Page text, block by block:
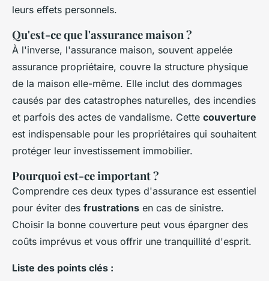
leurs effets personnels.
Qu'est-ce que l'assurance maison ?
À l'inverse, l'assurance maison, souvent appelée
assurance propriétaire, couvre la structure physique
de la maison elle-même. Elle inclut des dommages
causés par des catastrophes naturelles, des incendies
et parfois des actes de vandalisme. Cette couverture
est indispensable pour les propriétaires qui souhaitent
protéger leur investissement immobilier.
Pourquoi est-ce important ?
Comprendre ces deux types d'assurance est essentiel
pour éviter des frustrations en cas de sinistre.
Choisir la bonne couverture peut vous épargner des
coûts imprévus et vous offrir une tranquillité d'esprit.
Liste des points clés :